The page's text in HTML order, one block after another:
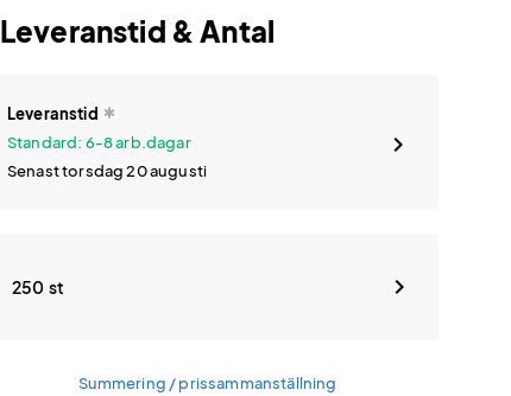
Leveranstid & Antal
Leveranstid
Standard: 6-8 arb.dagar
Senast torsdag 20 augusti
250 st
Summering / prissammanställning